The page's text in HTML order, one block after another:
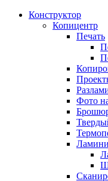
Конструктор
Копицентр
Печать
Фото